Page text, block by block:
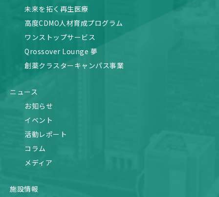
未来を拓く再生医療
高度CDMO人材育成プログラム
ワンストップサービス
Qrossover Lounge 夢
創薬クラスターキャンパス事業
ニュース
お知らせ
イベント
活動レポート
コラム
メディア
施設情報